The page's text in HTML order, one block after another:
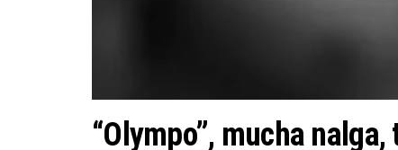
“Olympo”, mucha